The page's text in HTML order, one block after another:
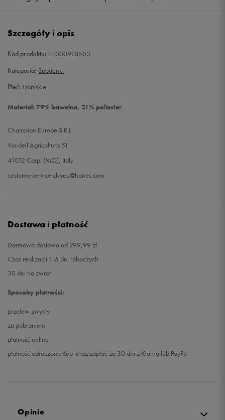
Szczegóły i opis
Kod produktu: E10009ES503
Kategoria: Spodenki
Płeć: Damskie
Materiał: 79% bawełna, 21% poliester
Champion Europe S.R.L.
Via dell'Agricoltura 51
41012 Carpi (MO), Italy
customerservice.chpeu@hanes.com
Dostawa i płatność
Darmowa dostawa od 299,99 zł
Czas realizacji 1-5 dni roboczych
30 dni na zwrot
Sposoby płatności:
przelew zwykły
za pobraniem
płatność online
płatność odroczona Kup teraz zapłać za 30 dni z Klarną lub PayPo
Opinie